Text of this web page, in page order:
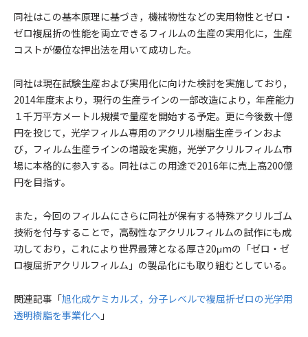
同社はこの基本原理に基づき，機械物性などの実用物性とゼロ・
ゼロ複屈折の性能を両立できるフィルムの生産の実用化に，生産
コストが優位な押出法を用いて成功した。
同社は現在試験生産および実用化に向けた検討を実施しており，
2014年度末より，現行の生産ラインの一部改造により，年産能力
１千万平方メートル規模で量産を開始する予定。更に今後数十億
円を投じて，光学フィルム専用のアクリル樹脂生産ラインおよ
び，フィルム生産ラインの増設を実施，光学アクリルフィルム市
場に本格的に参入する。同社はこの用途で2016年に売上高200億
円を目指す。
また，今回のフィルムにさらに同社が保有する特殊アクリルゴム
技術を付与することで，高靱性なアクリルフィルムの試作にも成
功しており，これにより世界最薄となる厚さ20μmの「ゼロ・ゼ
ロ複屈折アクリルフィルム」の製品化にも取り組むとしている。
関連記事「旭化成ケミカルズ，分子レベルで複屈折ゼロの光学用
透明樹脂を事業化へ 」